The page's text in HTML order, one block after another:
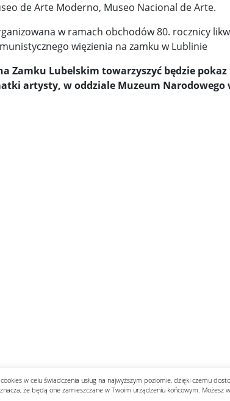
wody i z fekaliami za oknem. Ale z ros ... Odkurzone
czy nowy premier? Jeden polityk z wy ... Donald
Duda – prezydent wszystkich Polakó ...
uznania państwa palestyńskiego. ... Future
żegnany jak król heavy metalu ...
de Arte Moderno, Museo Nacional de Arte.
w ramach obchodów 80. rocznicy
więzienia na zamku w Lublinie
Zamku Lubelskim towarzyszyć będzie
artysty, w oddziale Muzeum
w celu świadczenia usług na najwyższym poziomie, dzięki czemu
że będą one zamieszczane w Twoim urządzeniu końcowym. Możesz